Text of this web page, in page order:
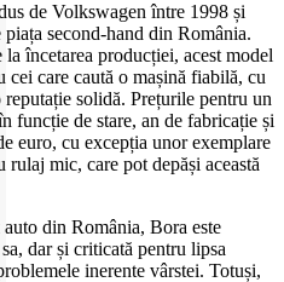
de Volkswagen între 1998 și
second-hand din România.
încetarea producției, acest model
cei care caută o mașină fiabilă, cu
solidă. Prețurile pentru un
funcție de stare, an de fabricație și
euro, cu excepția unor exemplare
mic, care pot depăși această
din România, Bora este
dar și criticată pentru lipsa
inerente vârstei. Totuși,